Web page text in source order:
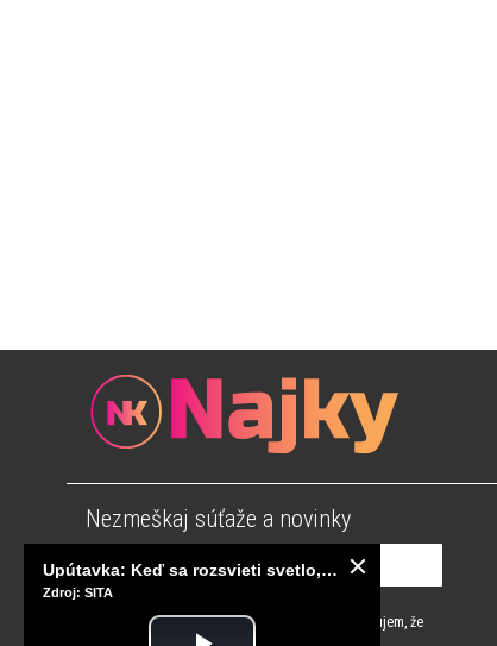
Upútavka: Keď sa rozsvieti svetlo, sú za tým tisíce správnych rozhodnutí. Ako vzniká infraštruktúra, ktorú nevnímame?
Zdroj: SITA
Nezmeškaj súťaže a novinky
Súhlasím spodmienkami používania
a potvrdzujem, že